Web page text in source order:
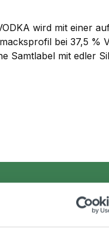
wird mit einer
bei 37,5 %
Samtlabel mit edler
45cmDurchmesser